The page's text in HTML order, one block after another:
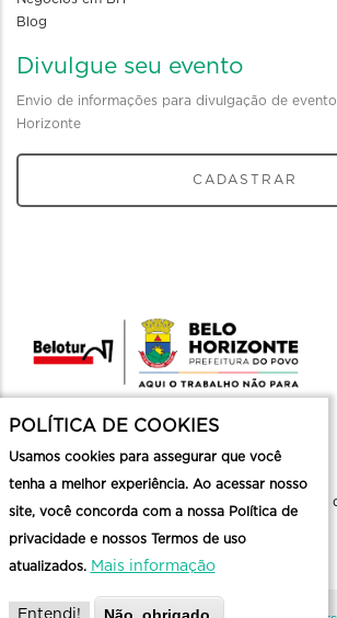
Blog
Divulgue seu evento
Envio de informações para divulgação de
Horizonte
CADASTRAR
Sobre a
Contato
Informaçoes
Mapa
POLÍTICA DE COOKIES
Usamos cookies para assegurar que você
tenha a melhor experiência. Ao acessar nosso
site, você concorda com a nossa Política de
privacidade e nossos Termos de uso
atualizados. Mais informação
Entendi!